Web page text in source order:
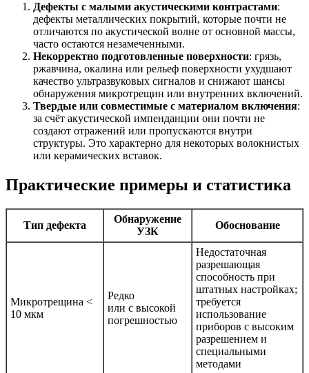
Дефекты с малыми акустическими контрастами:
дефекты металлических покрытий, которые почти не
отличаются по акустической волне от основной массы,
часто остаются незамеченными.
Некорректно подготовленные поверхности: грязь,
ржавчина, окалина или рельеф поверхности ухудшают
качество ультразвуковых сигналов и снижают шансы
обнаружения микротрещин или внутренних включений.
Твердые или совместимые с материалом включения:
за счёт акустической импенданции они почти не
создают отражений или пропускаются внутри
структуры. Это характерно для некоторых волокнистых
или керамических вставок.
Практические примеры и статистика
Тип дефекта
Обнаружение
УЗК
Обоснование
Микротрещина <
10 мкм
Редко
или с высокой
погрешностью
Недостаточная
разрешающая
способность при
штатных настройках;
требуется
использование
приборов с высоким
разрешением и
специальными
методами